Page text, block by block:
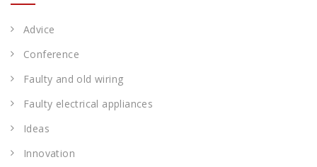
Advice
Conference
Faulty and old wiring
Faulty electrical appliances
Ideas
Innovation